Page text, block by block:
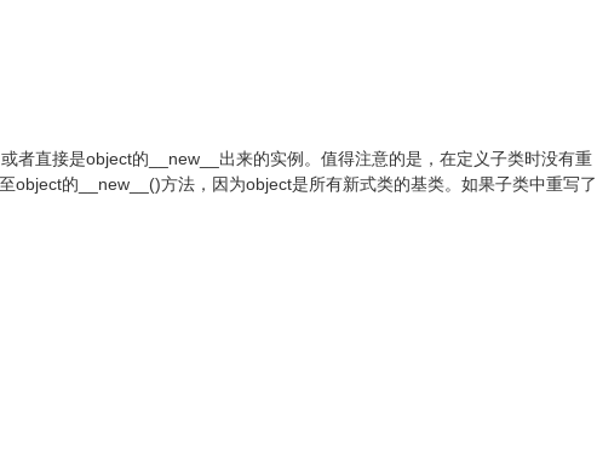
直接是object的__new__出来的实例。值得注意的是，在定义子类时没有重
的__new__()方法，因为object是所有新式类的基类。如果子类中重写了